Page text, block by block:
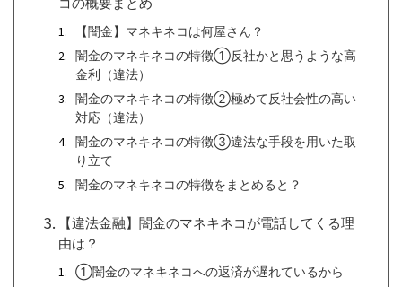
【闇金】マネキネコは何屋さん？
闇金のマネキネコの特徴①反社かと思うような高
金利（違法）
闇金のマネキネコの特徴②極めて反社会性の高い
対応（違法）
闇金のマネキネコの特徴③違法な手段を用いた取
り立て
闇金のマネキネコの特徴をまとめると？
【違法金融】闇金のマネキネコが電話してくる理
由は？
①闇金のマネキネコへの返済が遅れているから